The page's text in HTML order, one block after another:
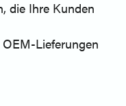
die Ihre Kunden
Lieferungen